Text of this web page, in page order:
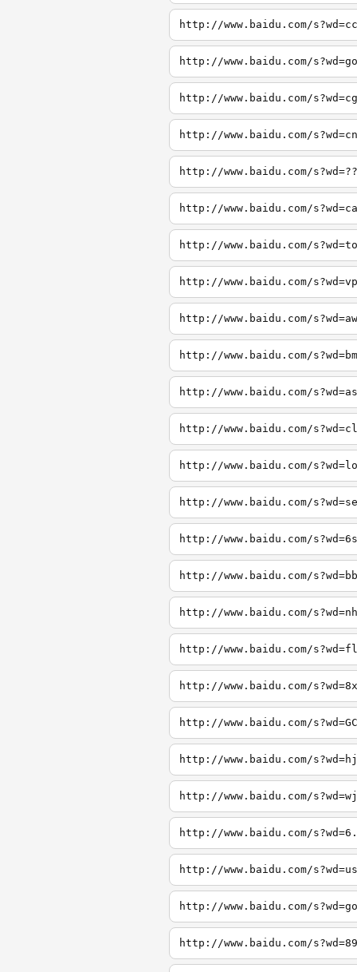
http://www.baidu.com/
http://www.baidu.com/
http://www.baidu.com/
http://www.baidu.com/
http://www.baidu.com/
http://www.baidu.com/
http://www.baidu.com/
http://www.baidu.com/
http://www.baidu.com/
http://www.baidu.com/
http://www.baidu.com/
http://www.baidu.com/
http://www.baidu.com/
http://www.baidu.com/
http://www.baidu.com/
http://www.baidu.com/
http://www.baidu.com/
http://www.baidu.com/
http://www.baidu.com/
http://www.baidu.com/
http://www.baidu.com/
http://www.baidu.com/
http://www.baidu.com/
http://www.baidu.com/
http://www.baidu.com/
http://www.baidu.com/